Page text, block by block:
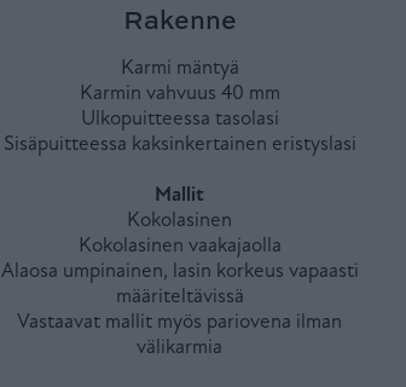
Rakenne
Karmi mäntyä
Karmin vahvuus 40 mm
Ulkopuitteessa tasolasi
Sisäpuitteessa kaksinkertainen eristyslasi
Mallit
Kokolasinen
Kokolasinen vaakajaolla
Alaosa umpinainen, lasin korkeus vapaasti
määriteltävissä
Vastaavat mallit myös pariovena ilman
välikarmia